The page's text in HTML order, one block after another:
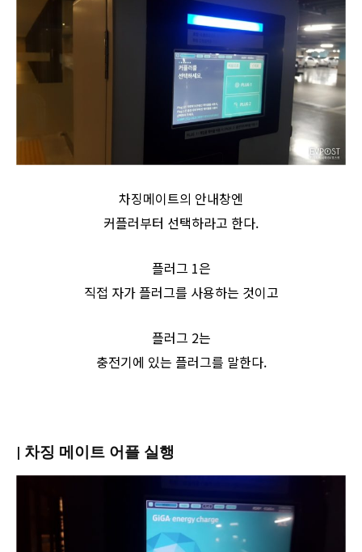
차징메이트의 안내창엔
커플러부터 선택하라고 한다.
플러그 1은
직접 자가 플러그를 사용하는 것이고
플러그 2는
충전기에 있는 플러그를 말한다.
| 차징 메이트 어플 실행